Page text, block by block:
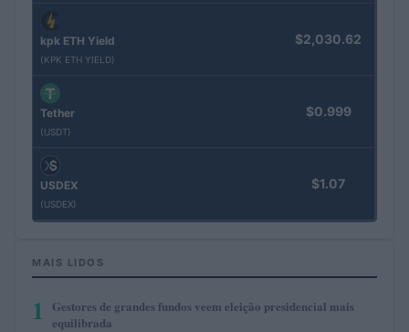
kpk ETH Yield
(KPK ETH YIELD)
$2,030.62
Tether
(USDT)
$0.999
USDEX
(USDEX)
$1.07
MAIS LIDOS
1
Gestores de grandes fundos veem eleição presidencial mais
equilibrada